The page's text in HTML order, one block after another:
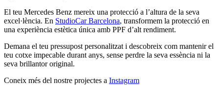
El teu Mercedes Benz mereix una protecció a l’altura de la seva
excel·lència. En StudioCar Barcelona, transformem la protecció en
una experiència estètica única amb PPF d’alt rendiment.
Demana el teu pressupost personalitzat i descobreix com mantenir el
teu cotxe impecable durant anys, sense perdre la seva essència ni la
seva brillantor original.
Coneix més del nostre projectes a Instagram